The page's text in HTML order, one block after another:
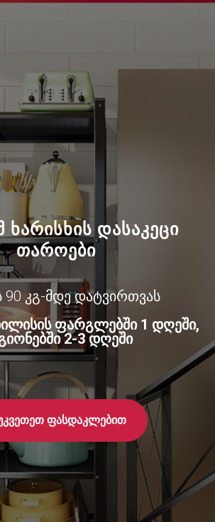
ხარისხის დასაკეცი
თაროები
90 კგ-მდე დატვირთვას
ფარგლებში 1 დღეში,
2-3 დღეში
ფასდაკლებით